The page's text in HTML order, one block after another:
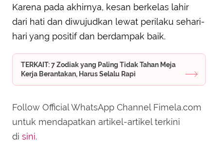
Karena pada akhirnya, kesan berkelas lahir
dari hati dan diwujudkan lewat perilaku sehari-
hari yang positif dan berdampak baik.
TERKAIT: 7 Zodiak yang Paling Tidak Tahan Meja
Kerja Berantakan, Harus Selalu Rapi
Follow Official WhatsApp Channel Fimela.com
untuk mendapatkan artikel-artikel terkini
di sini.